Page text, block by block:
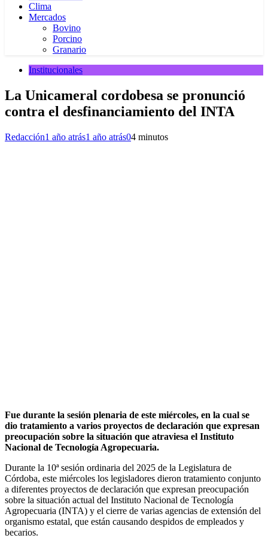
Clima
Mercados
Bovino
Porcino
Granario
Institucionales
La Unicameral cordobesa se pronunció
contra el desfinanciamiento del INTA
Redacción1 año atrás1 año atrás04 minutos
Fue durante la sesión plenaria de este miércoles, en la cual se
dio tratamiento a varios proyectos de declaración que expresan
preocupación sobre la situación que atraviesa el Instituto
Nacional de Tecnología Agropecuaria.
Durante la 10ª sesión ordinaria del 2025 de la Legislatura de
Córdoba, este miércoles los legisladores dieron tratamiento conjunto
a diferentes proyectos de declaración que expresan preocupación
sobre la situación actual del Instituto Nacional de Tecnología
Agropecuaria (INTA) y el cierre de varias agencias de extensión del
organismo estatal, que están causando despidos de empleados y
becarios.